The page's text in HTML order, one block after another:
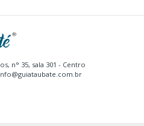
n° 35, sala 301 - Centro